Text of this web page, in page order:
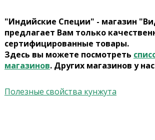
"Индийские Специи" - магазин
предлагает Вам только
сертифицированные товары.
Здесь вы можете посмотреть
магазинов. Других магазинов у
Полезные свойства кунжута